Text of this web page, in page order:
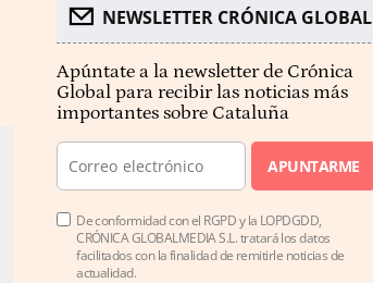
NEWSLETTER CRÓNICA GLOBAL
Apúntate a la newsletter de Crónica
Global para recibir las noticias más
importantes sobre Cataluña
APUNTARME
De conformidad con el RGPD y la LOPDGDD,
CRÓNICA GLOBALMEDIA S.L. tratará los datos
facilitados con la finalidad de remitirle noticias de
actualidad.